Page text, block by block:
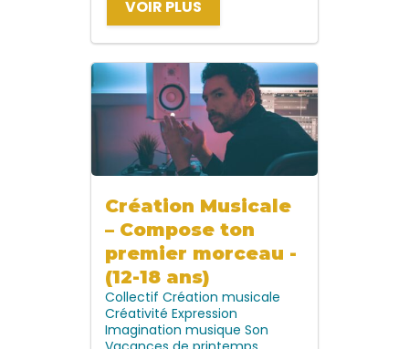
VOIR PLUS
Création Musicale
– Compose ton
premier morceau -
(12-18 ans)
Collectif Création musicale
Créativité Expression
Imagination musique Son